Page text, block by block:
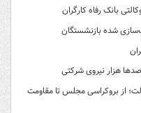
بانک رفاه کارگران
شده بازنشستگان
هزار نیروی شرکتی
از بروکراسی مجلس تا مقاومت